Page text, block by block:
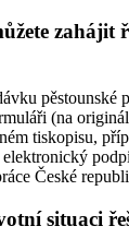
zahájit
pěstounské
(na
tiskopisu,
České
situaci